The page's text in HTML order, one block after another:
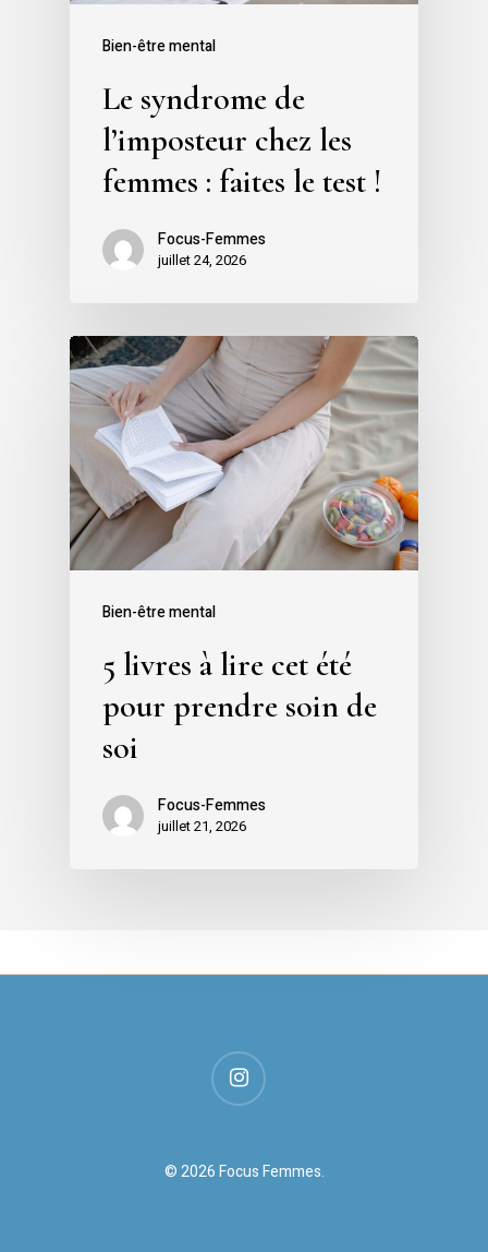
Bien-être mental
Le syndrome de
l’imposteur chez les
femmes : faites le test !
Focus-Femmes
juillet 24, 2026
Bien-être mental
5 livres à lire cet été
pour prendre soin de
soi
Focus-Femmes
juillet 21, 2026
instagram
© 2026 Focus Femmes.